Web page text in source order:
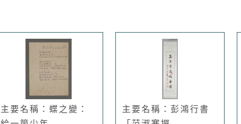
主要名稱：蝶之變：
主要名稱：彭鴻行書